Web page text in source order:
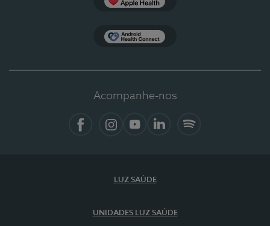
Acompanhe-nos
LUZ SAÚDE
UNIDADES LUZ SAÚDE